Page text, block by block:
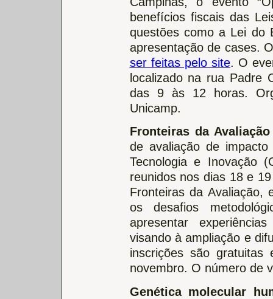
benefícios fiscais das
questões como a Lei do
apresentação de cases.
ser feitas pelo site. O
localizado na rua Padre
das 9 às 12 horas.
Unicamp.
Fronteiras da Avaliação
de avaliação de
Tecnologia e Inovação
reunidos nos dias 18 e
Fronteiras da Avaliação,
os desafios
apresentar
visando à ampliação e
inscrições são
novembro. O número de
Genética molecular